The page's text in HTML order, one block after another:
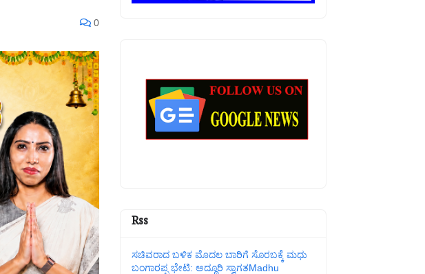
0
Rss
ಸಚಿವರಾದ ಬಳಿಕ ಮೊದಲ ಬಾರಿಗೆ ಸೊರಬಕ್ಕೆ ಮಧು
ಬಂಗಾರಪ್ಪ ಭೇಟಿ: ಅದ್ದೂರಿ ಸ್ವಾಗತMadhu